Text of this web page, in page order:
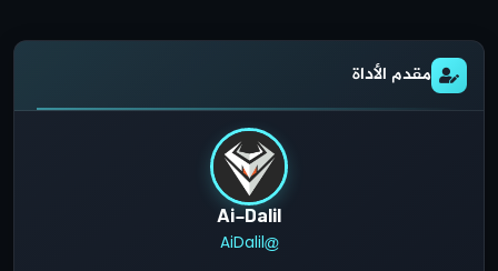
مقدم الأداة
Ai-Dalil
@AiDalil